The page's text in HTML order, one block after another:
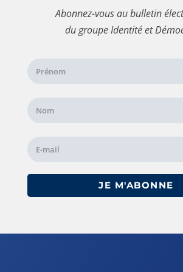
Abonnez-vous au bulletin
du groupe Identité et
JE M'ABONNE